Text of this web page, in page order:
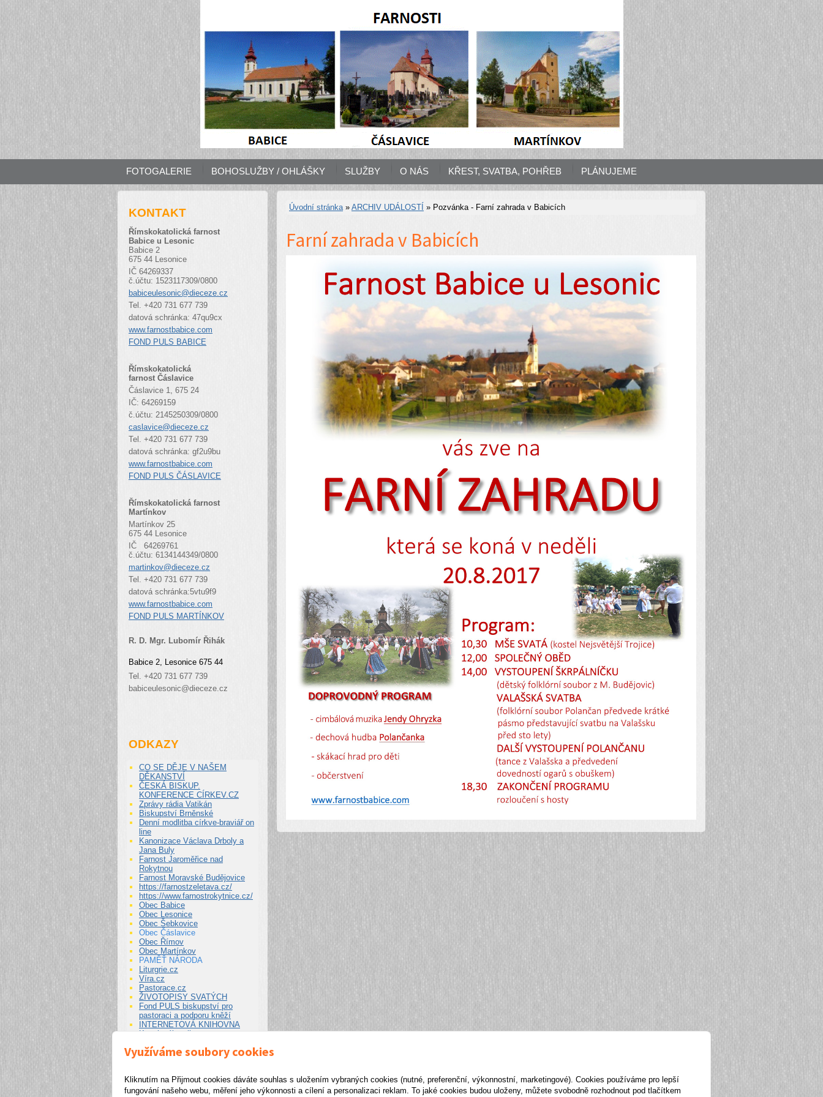
FOTOGALERIE BOHOSLUŽBY / OHLÁŠKY SLUŽBY O NÁS KŘEST, SVATBA, POHŘEB PLÁNUJEME
Úvodní stránka» ARCHIV UDÁLOSTÍ » Pozvánka - Farní zahrada v Babicích
Farní zahrada v Babicích
KONTAKT
Římskokatolická farnost
Babice u Lesonic
Babice 2
675 44 Lesonice
IČ 64269337
č.účtu: 1523117309/0800
babiceulesonic@dieceze.cz
Tel. +420 731 677 739
datová schránka: 47qu9cx
www.farnostbabice.com
FOND PULS BABICE
Římskokatolická
farnost Čáslavice
Čáslavice 1, 675 24
IČ: 64269159
č.účtu: 2145250309/0800
caslavice@dieceze.cz
Tel. +420 731 677 739
datová schránka: gf2u9bu
www.farnostbabice.com
FOND PULS ČÁSLAVICE
Římskokatolická farnost
Martínkov
Martínkov 25
675 44 Lesonice
IČ 64269761
č.účtu: 6134144349/0800
martinkov@dieceze.cz
Tel. +420 731 677 739
datová schránka:5vtu9f9
www.farnostbabice.com
FOND PULS MARTÍNKOV
R. D. Mgr. Lubomír Řihák
Babice 2, Lesonice 675 44
Tel. +420 731 677 739
babiceulesonic@dieceze.cz
ODKAZY
CO SE DĚJE V NAŠEM
DĚKANSTVÍ
ČESKÁ BISKUP.
KONFERENCE CÍRKEV.CZ
Zprávy rádia Vatikán
Biskupství Brněnské
Denní modlitba církve-braviář on
line
Kanonizace Václava Drboly a
Jana Buly
Farnost Jaroměřice nad
Rokytnou
Farnost Moravské Budějovice
https://farnostzeletava.cz/
https://www.farnostrokytnice.cz/
Obec Babice
Obec Lesonice
Obec Šebkovice
Obec Čáslavice
Obec Římov
Obec Martínkov
PAMĚŤ NÁRODA
Liturgrie.cz
Víra.cz
Pastorace.cz
ŽIVOTOPISY SVATÝCH
Fond PULS biskupství pro
pastoraci a podporu kněží
INTERNETOVÁ KNIHOVNA
Kancionál on line
Využíváme soubory cookies
Kliknutím na Přijmout cookies dáváte souhlas s uložením vybraných cookies (nutné, preferenční, výkonnostní, marketingové). Cookies používáme pro lepší
fungování našeho webu, měření jeho výkonnosti a cílení a personalizaci reklam. To jaké cookies budou uloženy, můžete svobodně rozhodnout pod tlačítkem